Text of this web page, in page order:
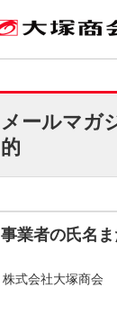
メールマガ
的
事業者の氏名
株式会社大塚商会